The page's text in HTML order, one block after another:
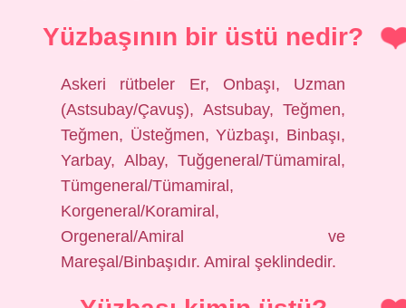
Yüzbaşının bir üstü nedir?
Askeri rütbeler Er, Onbaşı, Uzman
(Astsubay/Çavuş), Astsubay, Teğmen,
Teğmen, Üsteğmen, Yüzbaşı, Binbaşı,
Yarbay, Albay, Tuğgeneral/Tümamiral,
Tümgeneral/Tümamiral,
Korgeneral/Koramiral,
Orgeneral/Amiral ve
Mareşal/Binbaşıdır. Amiral şeklindedir.